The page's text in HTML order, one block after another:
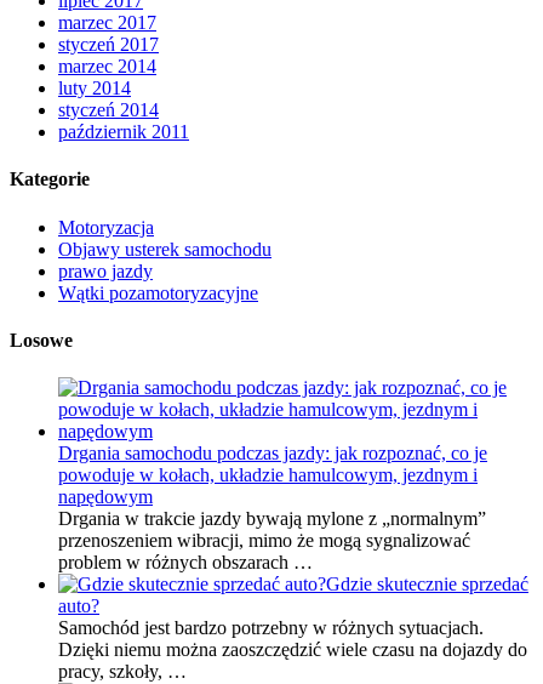
marzec 2017
styczeń 2017
marzec 2014
luty 2014
styczeń 2014
październik 2011
Kategorie
Motoryzacja
Objawy usterek samochodu
prawo jazdy
Wątki pozamotoryzacyjne
Losowe
Drgania samochodu podczas jazdy: jak rozpoznać, co je
powoduje w kołach, układzie hamulcowym, jezdnym i
napędowym
Drgania w trakcie jazdy bywają mylone z „normalnym”
przenoszeniem wibracji, mimo że mogą sygnalizować
problem w różnych obszarach …
Gdzie skutecznie sprzedać
auto?
Samochód jest bardzo potrzebny w różnych sytuacjach.
Dzięki niemu można zaoszczędzić wiele czasu na dojazdy do
pracy, szkoły, …